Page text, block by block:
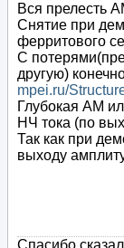
Вся прелесть
Снятие при
ферритового
С
другую)
mpei.ru/
Глубокая АМ
НЧ тока (по
Так как при
выходу